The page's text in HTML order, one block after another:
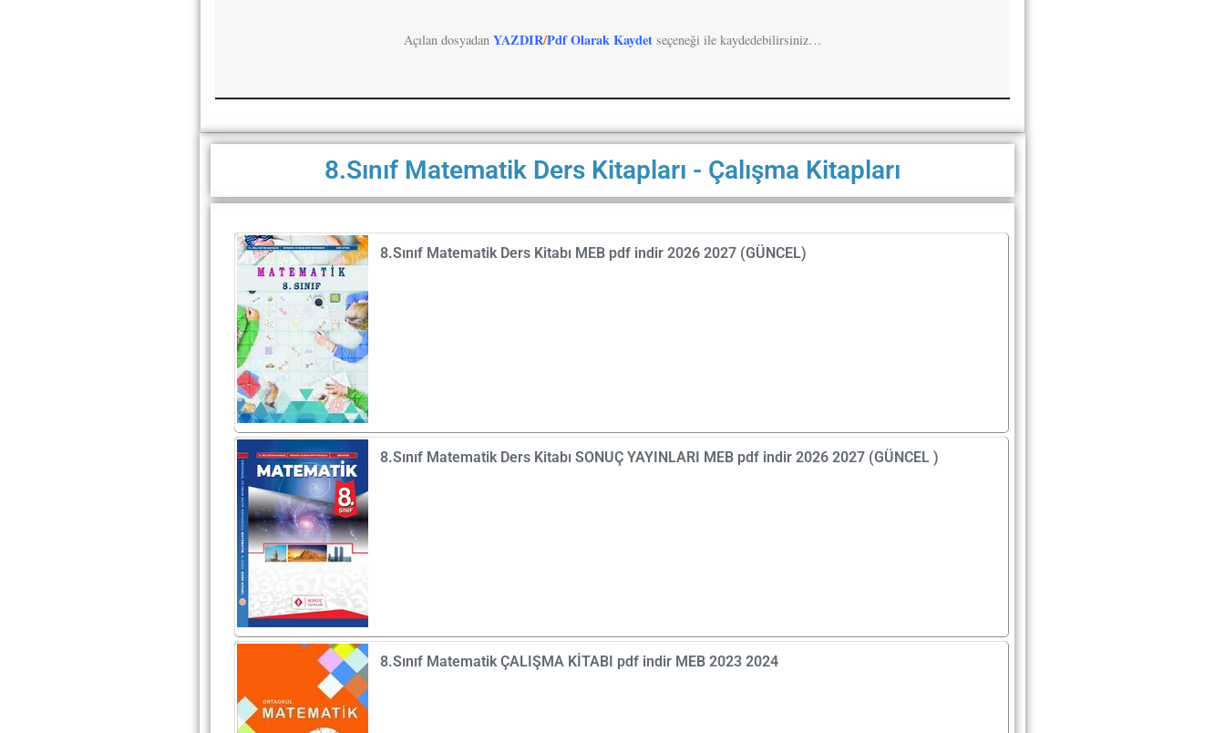
Açılan dosyadan YAZDIR/Pdf Olarak Kaydet seçeneği ile kaydedebilirsiniz…
8.Sınıf Matematik Ders Kitapları - Çalışma Kitapları
8.Sınıf Matematik Ders Kitabı MEB pdf indir 2026 2027 (GÜNCEL)
8.Sınıf Matematik Ders Kitabı SONUÇ YAYINLARI MEB pdf indir 2026 2027 (GÜNCEL )
8.Sınıf Matematik ÇALIŞMA KİTABI pdf indir MEB 2023 2024